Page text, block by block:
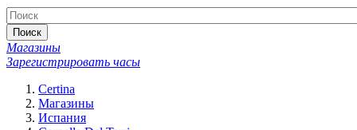
Поиск
Магазины
Зарегистрировать часы
Certina
Магазины
Испания